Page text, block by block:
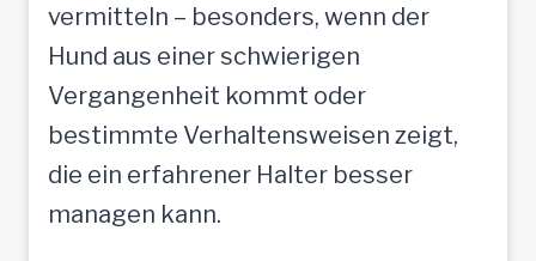
vermitteln – besonders, wenn der
Hund aus einer schwierigen
Vergangenheit kommt oder
bestimmte Verhaltensweisen zeigt,
die ein erfahrener Halter besser
managen kann.